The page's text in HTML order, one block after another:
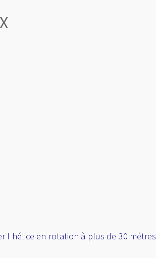
l hélice en rotation à plus de 30 métres